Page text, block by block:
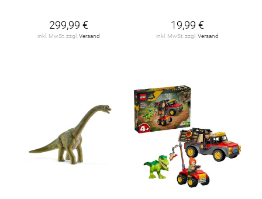
299,99 €
inkl. MwSt. zzgl. Versand
19,99 €
inkl. MwSt. zzgl. Versand